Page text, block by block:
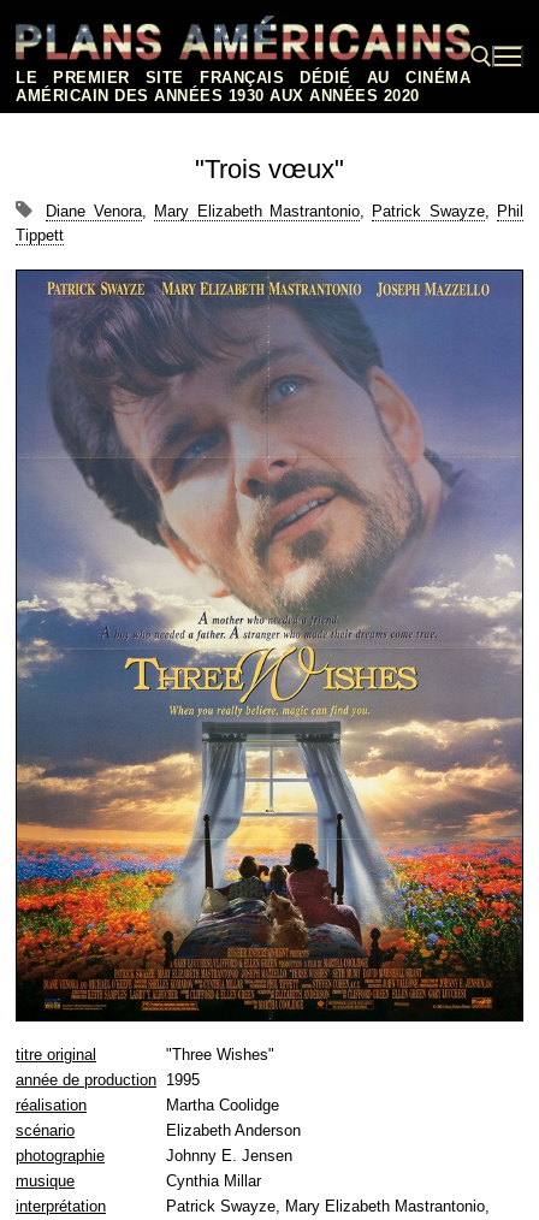
contenu
LE PREMIER SITE FRANÇAIS DÉDIÉ AU CINÉMA
AMÉRICAIN DES ANNÉES 1930 AUX ANNÉES 2020
"Trois vœux"
Diane Venora, Mary Elizabeth Mastrantonio, Patrick Swayze, Phil
Tippett
titre original
"Three Wishes"
année de production 1995
réalisation
Martha Coolidge
scénario
Elizabeth Anderson
photographie
Johnny E. Jensen
musique
Cynthia Millar
interprétation
Patrick Swayze, Mary Elizabeth Mastrantonio,